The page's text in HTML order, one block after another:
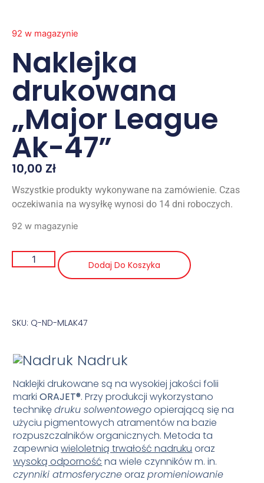
92 w magazynie
Naklejka
drukowana
„Major League
Ak-47”
10,00 Zł
Wszystkie produkty wykonywane na zamówienie. Czas
oczekiwania na wysyłkę wynosi do 14 dni roboczych.
92 w magazynie
Dodaj Do Koszyka
SKU: Q-ND-MLAK47
Nadruk
Naklejki drukowane są na wysokiej jakości folii
markiORAJET®. Przy produkcji wykorzystano
technikędruku solwentowegoopierającą się na
użyciu pigmentowych atramentów na bazie
rozpuszczalników organicznych. Metoda ta
zapewniawieloletnią trwałość nadruku oraz
wysoką odporność na wiele czynników m. in.
czynniki atmosferyczneorazpromieniowanie